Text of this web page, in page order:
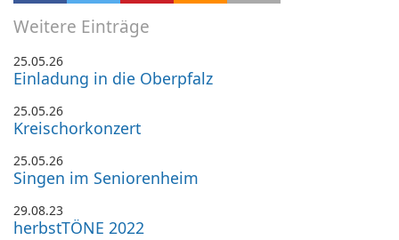
Weitere Einträge
25.05.26
Einladung in die Oberpfalz
25.05.26
Kreischorkonzert
25.05.26
Singen im Seniorenheim
29.08.23
herbstTÖNE 2022